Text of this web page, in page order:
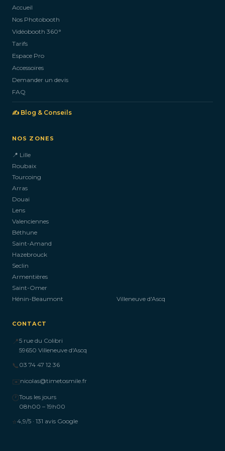
Accueil
Nos Photobooth
Vidéobooth 360°
Tarifs
Espace Pro
Accessoires
Demander un devis
FAQ
✍️ Blog & Conseils
NOS ZONES
📍 Lille
Roubaix
Tourcoing
Arras
Douai
Lens
Valenciennes
Béthune
Saint-Amand
Hazebrouck
Seclin
Armentières
Saint-Omer
Hénin-Beaumont
Villeneuve d'Ascq
CONTACT
📍5 rue du Colibri
59650 Villeneuve d'Ascq
📞 03 74 47 12 36
✉️nicolas@timetosmile.fr
🕐Tous les jours
08h00 – 19h00
⭐4,9/5 · 131 avis Google